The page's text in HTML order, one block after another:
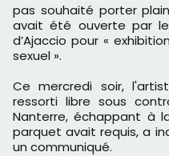
pas souhaité porter
avait été ouverte par
d’Ajaccio pour «
sexuel ».
Ce mercredi soir,
ressorti libre sous
Nanterre, échappant à
parquet avait requis, a
un communiqué.